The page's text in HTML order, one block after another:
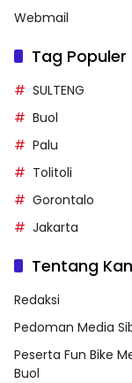
Webmail
Tag Populer
SULTENG
Buol
Palu
Tolitoli
Gorontalo
Jakarta
Tentang
Redaksi
Pedoman Media
Peserta Fun Bike
Buol